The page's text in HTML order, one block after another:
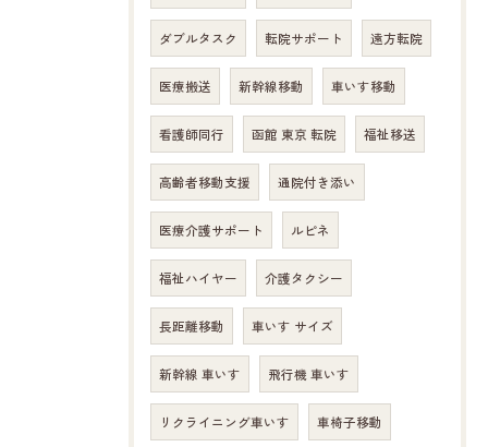
ダブルタスク 転院サポート 遠方転院
医療搬送 新幹線移動 車いす移動
看護師同行 函館 東京 転院 福祉移送
高齢者移動支援 通院付き添い
医療介護サポート ルピネ
福祉ハイヤー 介護タクシー
長距離移動 車いす サイズ
新幹線 車いす 飛行機 車いす
リクライニング車いす 車椅子移動